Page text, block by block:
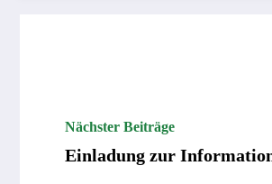
Nächster Beiträge
Einladung zur